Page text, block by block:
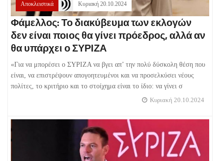
Αποκλειστικά Κυριακή 20.10.2024
Φάμελλος: Το διακύβευμα των εκλογών
δεν είναι ποιος θα γίνει πρόεδρος, αλλά αν
θα υπάρχει ο ΣΥΡΙΖΑ
«Για να μπορέσει ο ΣΥΡΙΖΑ να βγει απ’ την πολύ δύσκολη θέση που
είναι, να επιστρέψουν απογοητευμένοι και να προσελκύσει νέους
πολίτες, το κριτήριο και το στοίχημα είναι το ίδιο: να γίνει σ
Κυριακή 20.10.2024